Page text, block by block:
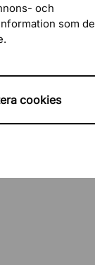
och
som de
cookies